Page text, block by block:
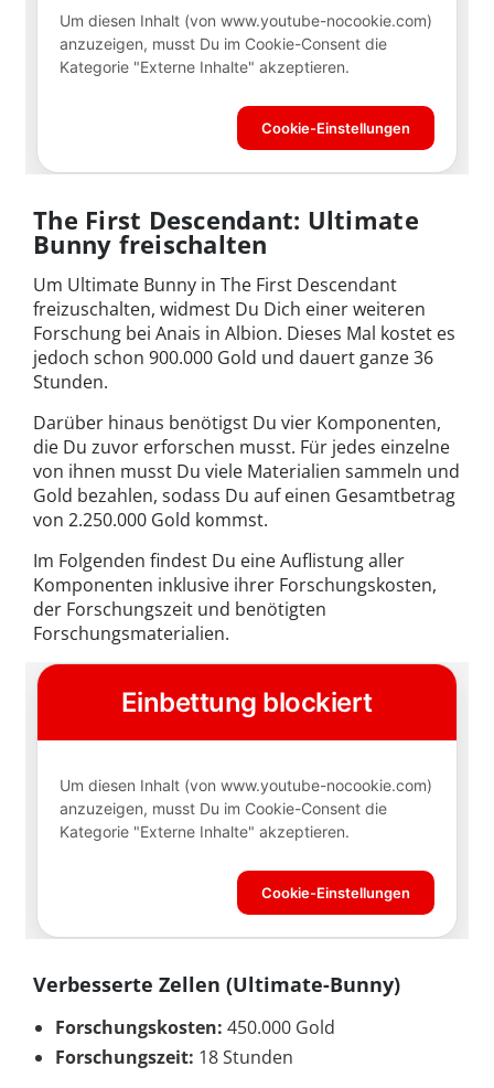
The First Descendant: Ultimate
Bunny freischalten
Um Ultimate Bunny in The First Descendant
freizuschalten, widmest Du Dich einer weiteren
Forschung bei Anais in Albion. Dieses Mal kostet es
jedoch schon 900.000 Gold und dauert ganze 36
Stunden.
Darüber hinaus benötigst Du vier Komponenten,
die Du zuvor erforschen musst. Für jedes einzelne
von ihnen musst Du viele Materialien sammeln und
Gold bezahlen, sodass Du auf einen Gesamtbetrag
von 2.250.000 Gold kommst.
Im Folgenden findest Du eine Auflistung aller
Komponenten inklusive ihrer Forschungskosten,
der Forschungszeit und benötigten
Forschungsmaterialien.
Verbesserte Zellen (Ultimate-Bunny)
Forschungskosten: 450.000 Gold
Forschungszeit: 18 Stunden